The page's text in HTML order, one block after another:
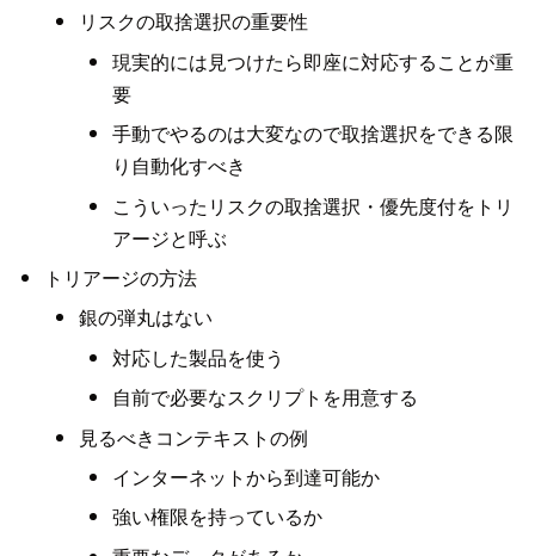
リスクの取捨選択の重要性
現実的には見つけたら即座に対応することが重
要
手動でやるのは大変なので取捨選択をできる限
り自動化すべき
こういったリスクの取捨選択・優先度付をトリ
アージと呼ぶ
トリアージの方法
銀の弾丸はない
対応した製品を使う
自前で必要なスクリプトを用意する
見るべきコンテキストの例
インターネットから到達可能か
強い権限を持っているか